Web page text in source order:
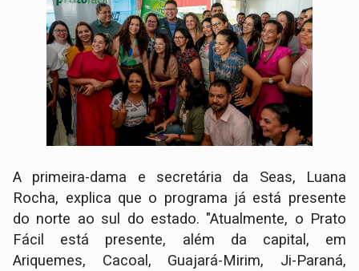
A primeira-dama e secretária da Seas, Luana
Rocha, explica que o programa já está presente
do norte ao sul do estado. "Atualmente, o Prato
Fácil está presente, além da capital, em
Ariquemes, Cacoal, Guajará-Mirim, Ji-Paraná,